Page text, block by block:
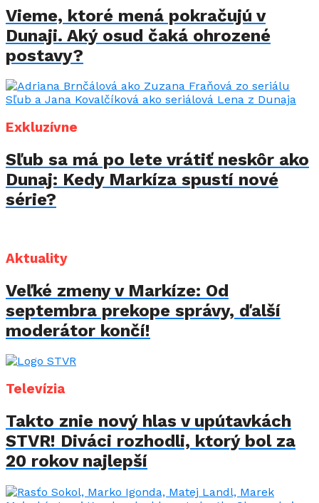
Vieme, ktoré mená pokračujú v
Dunaji. Aký osud čaká ohrozené
postavy?
Exkluzívne
Sľub sa má po lete vrátiť neskôr ako
Dunaj: Kedy Markíza spustí nové
série?
Aktuality
Veľké zmeny v Markíze: Od
septembra prekope správy, ďalší
moderátor končí!
Televízia
Takto znie nový hlas v upútavkách
STVR! Diváci rozhodli, ktorý bol za
20 rokov najlepší